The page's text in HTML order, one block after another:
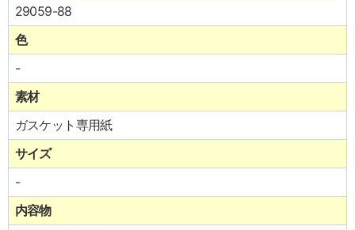
29059-88
色
-
素材
ガスケット専用紙
サイズ
-
内容物